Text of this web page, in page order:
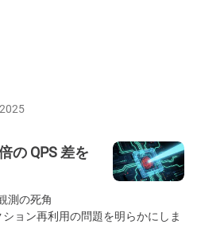
の QPS 差を
測の死角
ョン再利用の問題を明らかにしま